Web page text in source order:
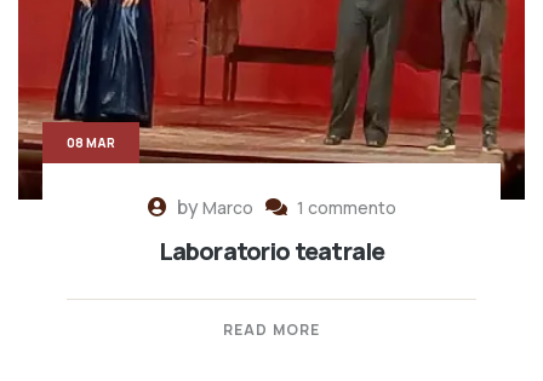
byMarco 1 commento
Laboratorio teatrale
READ MORE
08 MAR